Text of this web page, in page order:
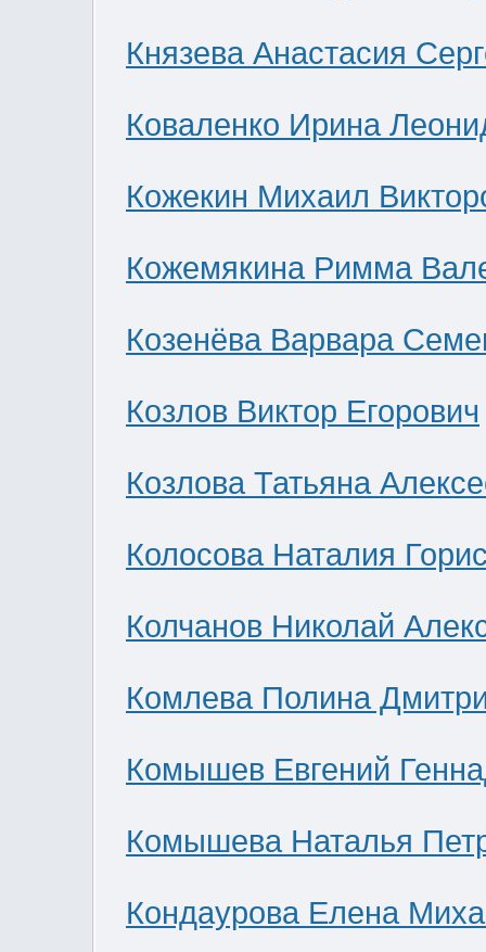
Князева Анастасия
Коваленко Ирина
Кожекин Михаил
Кожемякина Римма
Козенёва Варвара
Козлов Виктор Егорович
Козлова Татьяна
Колосова Наталия
Колчанов Николай
Комлева Полина
Комышев Евгений
Комышева Наталья
Кондаурова Елена